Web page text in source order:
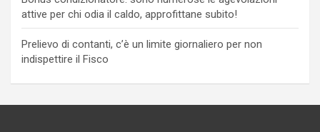
attive per chi odia il caldo, approfittane subito!
Prelievo di contanti, c’è un limite giornaliero per non
indispettire il Fisco